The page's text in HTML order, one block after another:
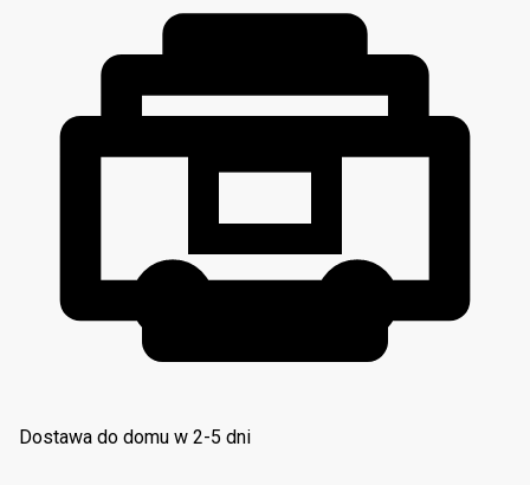
Dostawa do domu w 2-5 dni